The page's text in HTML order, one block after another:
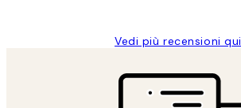
Vedi più recensioni qui